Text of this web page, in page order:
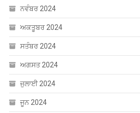
ਅਗਸਤ 2024
ਜੁਲਾਈ 2024
ਜੂਨ 2024
ਮਈ 2024
ਅਪ੍ਰੈਲ 2024
ਮਾਰਚ 2024